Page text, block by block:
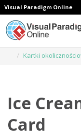
Visual Paradigm Online
Kartki
Ice
Card